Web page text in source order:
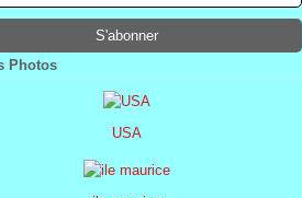
(68)
(7)
(2)
Photos
USA